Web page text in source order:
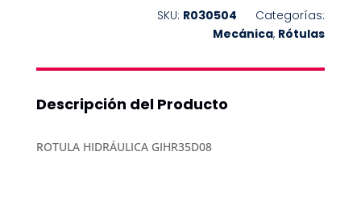
SKU: R030504
Categorías:
Mecánica, Rótulas
Descripción del Producto
ROTULA HIDRÁULICA GIHR35D08